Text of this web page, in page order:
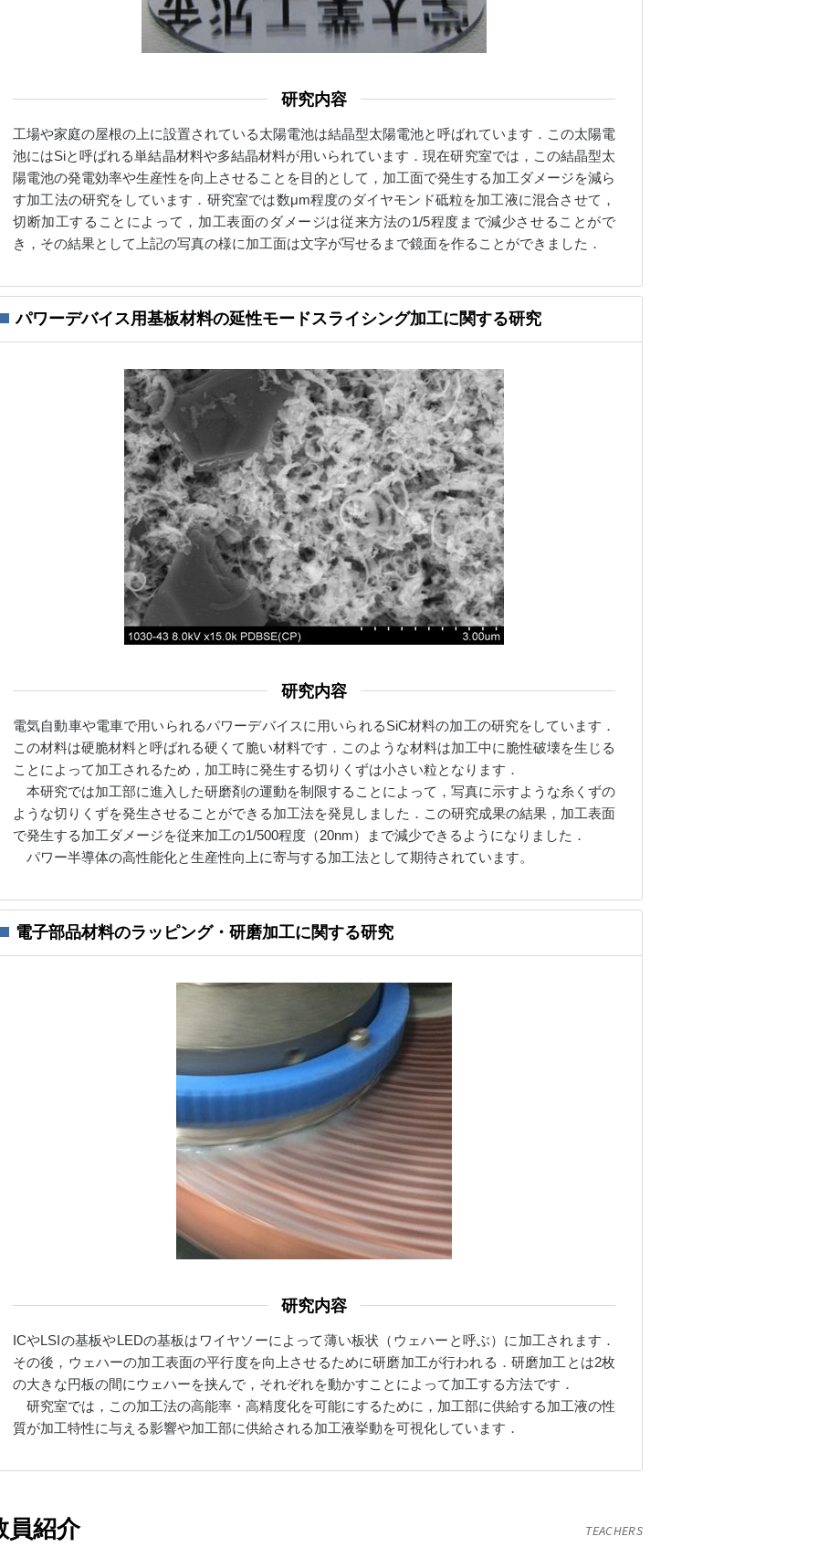
研究内容
工場や家庭の屋根の上に設置されている太陽電池は結晶型太陽電池と呼ばれています．この太陽電
池にはSiと呼ばれる単結晶材料や多結晶材料が用いられています．現在研究室では，この結晶型太
陽電池の発電効率や生産性を向上させることを目的として，加工面で発生する加工ダメージを減ら
す加工法の研究をしています．研究室では数μm程度のダイヤモンド砥粒を加工液に混合させて，
切断加工することによって，加工表面のダメージは従来方法の1/5程度まで減少させることがで
き，その結果として上記の写真の様に加工面は文字が写せるまで鏡面を作ることができました．
パワーデバイス用基板材料の延性モードスライシング加工に関する研究
研究内容
電気自動車や電車で用いられるパワーデバイスに用いられるSiC材料の加工の研究をしています．
この材料は硬脆材料と呼ばれる硬くて脆い材料です．このような材料は加工中に脆性破壊を生じる
ことによって加工されるため，加工時に発生する切りくずは小さい粒となります．
本研究では加工部に進入した研磨剤の運動を制限することによって，写真に示すような糸くずの
ような切りくずを発生させることができる加工法を発見しました．この研究成果の結果，加工表面
で発生する加工ダメージを従来加工の1/500程度（20nm）まで減少できるようになりました．
パワー半導体の高性能化と生産性向上に寄与する加工法として期待されています。
電子部品材料のラッピング・研磨加工に関する研究
研究内容
ICやLSIの基板やLEDの基板はワイヤソーによって薄い板状（ウェハーと呼ぶ）に加工されます．
その後，ウェハーの加工表面の平行度を向上させるために研磨加工が行われる．研磨加工とは2枚
の大きな円板の間にウェハーを挟んで，それぞれを動かすことによって加工する方法です．
研究室では，この加工法の高能率・高精度化を可能にするために，加工部に供給する加工液の性
質が加工特性に与える影響や加工部に供給される加工液挙動を可視化しています．
員紹介 TEACHERS